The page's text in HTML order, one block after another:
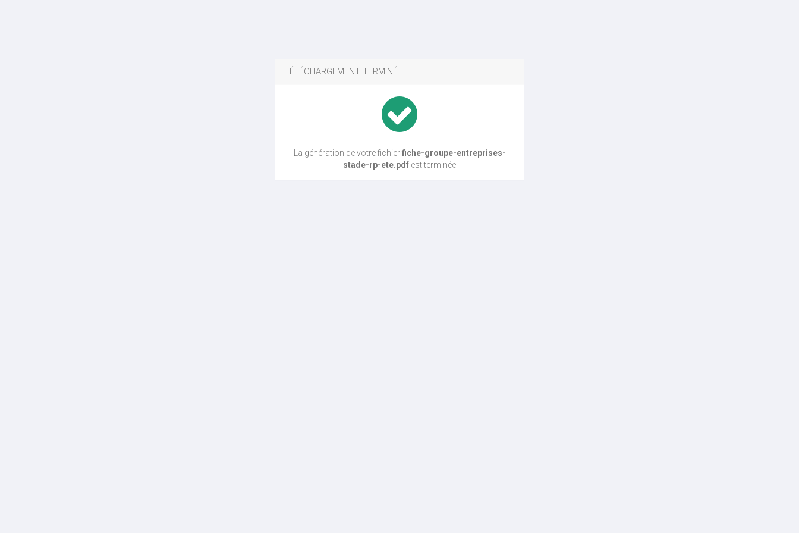
TÉLÉCHARGEMENT TERMINÉ
La génération de votre fichierfiche-groupe-entreprises-
stade-rp-ete.pdf est terminée